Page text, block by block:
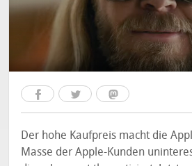
Der hohe Kaufpreis macht die
Masse der Apple-Kunden